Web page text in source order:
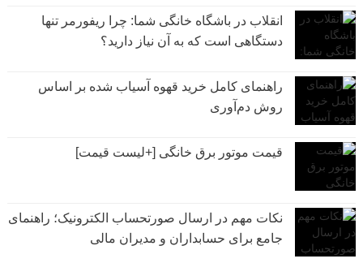
انقلاب در باشگاه خانگی شما: چرا ریفورمر تنها
دستگاهی است که به آن نیاز دارید؟
راهنمای کامل خرید قهوه آسیاب شده بر اساس
روش دم‌آوری
قیمت موتور برق خانگی [+لیست قیمت]
نکات مهم در ارسال صورتحساب الکترونیک؛ راهنمای
جامع برای حسابداران و مدیران مالی